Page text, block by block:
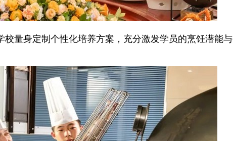
量身定制个性化培养方案，充分激发学员的烹饪潜能